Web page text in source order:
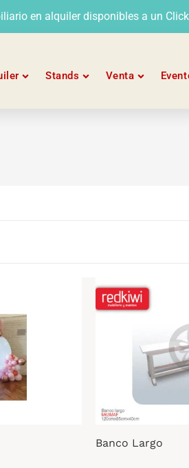
en alquiler disponibles a un
Stands Venta
Banco Largo